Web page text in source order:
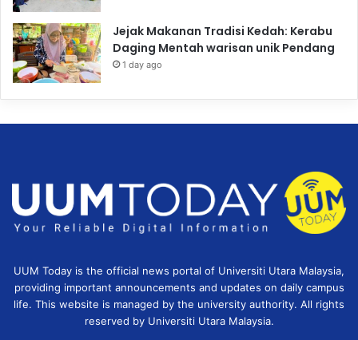
Jejak Makanan Tradisi Kedah: Kerabu
Daging Mentah warisan unik Pendang
1 day ago
UUM Today is the official news portal of Universiti Utara Malaysia,
providing important announcements and updates on daily campus
life. This website is managed by the university authority. All rights
reserved by Universiti Utara Malaysia.